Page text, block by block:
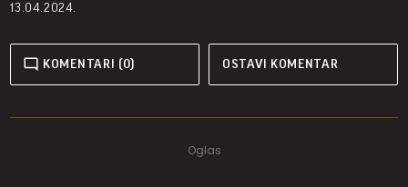
13.04.2024.
KOMENTARI (0) OSTAVI KOMENTAR